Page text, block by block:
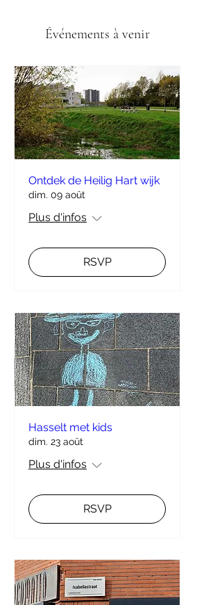
Événements à venir
Ontdek de Heilig Hart wijk
dim. 09 août
Plus d'infos
RSVP
Hasselt met kids
dim. 23 août
Plus d'infos
RSVP